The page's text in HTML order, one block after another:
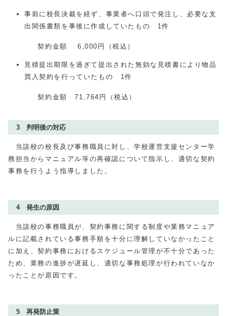
事前に校長決裁を経ず、事業者へ口頭で発注し、必要な支
出関係書類を事後に作成していたもの 1件
契約金額 6,000 円（税込）
見積提出期限を過ぎて提出された無効な見積書により物品
買入契約を行っていたもの 1件
契約金額71,764 円（税込）
3 判明後の対応
当該校の校長及び事務職員に対し、学校運営支援センター学
務担当からマニュアル等の再確認について指示し、適切な契約
事務を行うよう指導しました。
4 発生の原因
当該校の事務職員が、契約事務に関する制度や業務マニュア
ルに記載されている事務手順を十分に理解していなかったこと
に加え、契約事務におけるスケジュール管理が不十分であった
ため、業務の進捗が遅延し、適切な事務処理が行われていなか
ったことが原因です。
5 再発防止策